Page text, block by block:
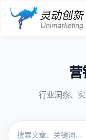
行业洞察、